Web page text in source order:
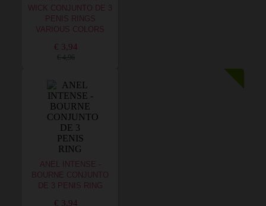
WICK CONJUNTO DE 3
PENIS RINGS
VARIOUS COLORS
€ 3,94
€ 4,96
ANEL INTENSE -
BOURNE CONJUNTO
DE 3 PENIS RING
€ 3,94